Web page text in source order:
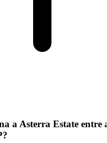
a Asterra Estate entre